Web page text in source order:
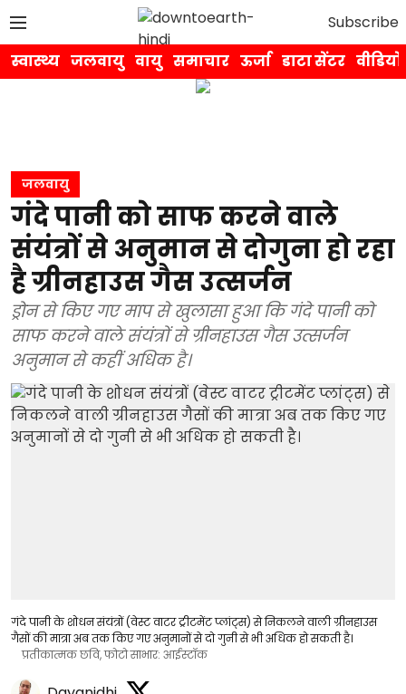
Subscribe
स्वास्थ्य जलवायु वायु समाचार ऊर्जा डाटा सेंटर वीडियो
जलवायु
गंदे पानी को साफ करने वाले
संयंत्रों से अनुमान से दोगुना हो रहा
है ग्रीनहाउस गैस उत्सर्जन
ड्रोन से किए गए माप से खुलासा हुआ कि गंदे पानी को
साफ करने वाले संयंत्रों से ग्रीनहाउस गैस उत्सर्जन
अनुमान से कहीं अधिक है।
गंदे पानी के शोधन संयंत्रों (वेस्ट वाटर ट्रीटमेंट प्लांट्स) से निकलने वाली ग्रीनहाउस
गैसों की मात्रा अब तक किए गए अनुमानों से दो गुनी से भी अधिक हो सकती है।
प्रतीकात्मक छवि, फोटो साभार: आईस्टॉक